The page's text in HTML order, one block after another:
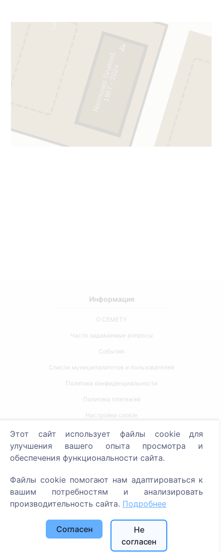
3
4
Normunds Gruntiņš
4
Информация
О CEMETY
Часто задаваемые вопросы
События
Список муниципалитетов и пользователей
Политика конфиденциальности
Политика платежей
Настройки cookie
Поиск
Поиск усопших
Услуги
Контакты
SIA "CEMETY", LV40103618951
Этот сайт использует файлы cookie для
улучшения вашего опыта просмотра и
обеспечения функциональности сайта.
Файлы cookie помогают нам адаптироваться к
вашим потребностям и анализировать
производительность сайта. Подробнее
Согласен
Не
согласен